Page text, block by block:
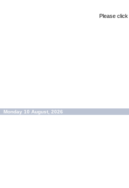
Please click
Monday 10 August, 2026